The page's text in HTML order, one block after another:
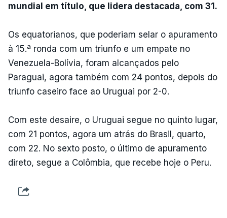
mundial em título, que lidera destacada, com 31.
Os equatorianos, que poderiam selar o apuramento
à 15.ª ronda com um triunfo e um empate no
Venezuela-Bolívia, foram alcançados pelo
Paraguai, agora também com 24 pontos, depois do
triunfo caseiro face ao Uruguai por 2-0.
Com este desaire, o Uruguai segue no quinto lugar,
com 21 pontos, agora um atrás do Brasil, quarto,
com 22. No sexto posto, o último de apuramento
direto, segue a Colômbia, que recebe hoje o Peru.